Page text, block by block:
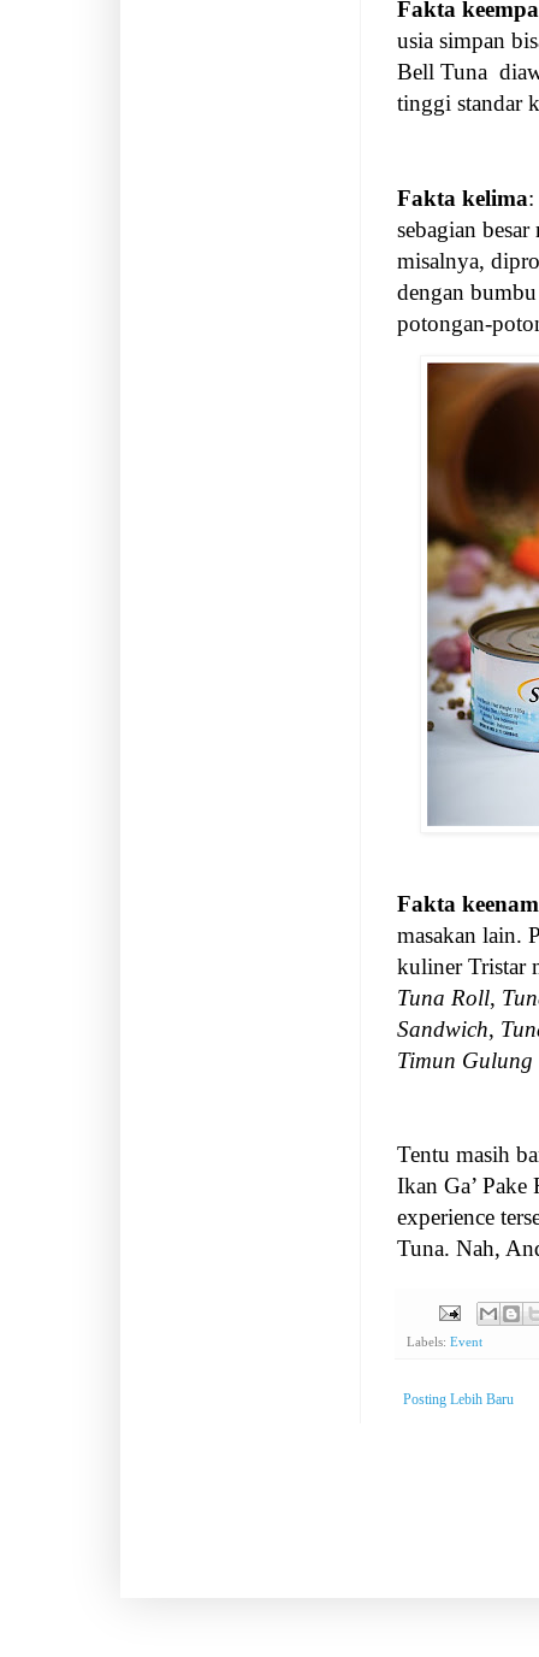
Fakta
usia simpan
Bell Tuna
tinggi standar
Fakta kelima:
sebagian
misalnya,
dengan
potongan-
Fakta keenam
masakan lain.
kuliner Tristar
Tuna Roll,
Sandwich,
Timun Gulung
Tentu masih
Ikan Ga’
experience
Tuna. Nah,
Labels: Event
Posting Lebih Baru